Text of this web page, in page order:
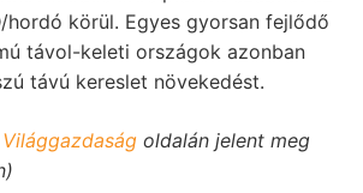
hordó körül. Egyes gyorsan fejlődő
távol-keleti országok azonban
távú kereslet növekedést.
Világgazdaság oldalán jelent meg